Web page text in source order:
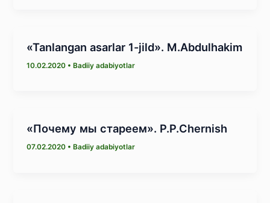
«Tanlangan asarlar 1-jild». M.Abdulhakim
10.02.2020 •Badiiy adabiyotlar
«Почему мы стареем». P.P.Chernish
07.02.2020 • Badiiy adabiyotlar